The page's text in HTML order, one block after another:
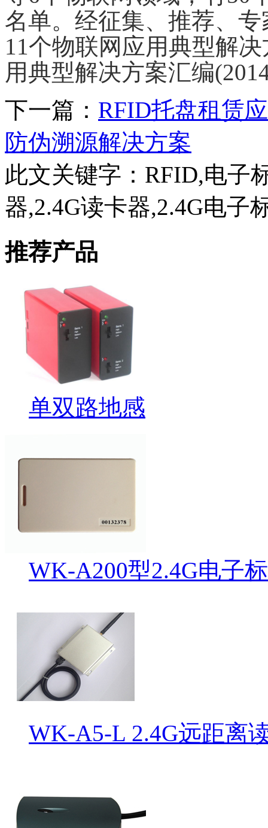
名单。经征集、推荐、
11个物联网应用典型解
用典型解决方案汇编
下一篇： RFID托盘租赁
防伪溯源解决方案
此文关键字： RFID,电子
器,2.4G读卡器,2.4G电子
推荐产品
单双路地感
WK-A200型2.4G电子
WK-A5-L 2.4G远距离